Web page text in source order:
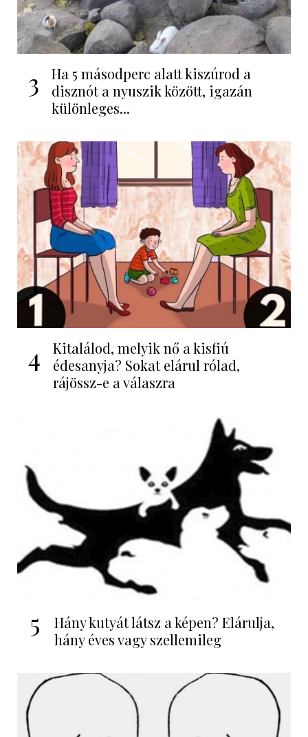
3
Ha 5 másodperc alatt kiszúrod a
disznót a nyuszik között, igazán
különleges...
4
Kitalálod, melyik nő a kisfiú
édesanyja? Sokat elárul rólad,
rájössz-e a válaszra
5
Hány kutyát látsz a képen? Elárulja,
hány éves vagy szellemileg